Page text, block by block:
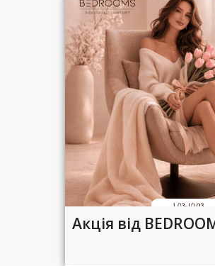
Акція від